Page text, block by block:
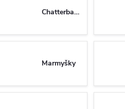
Chatterbaity
Marmyšky